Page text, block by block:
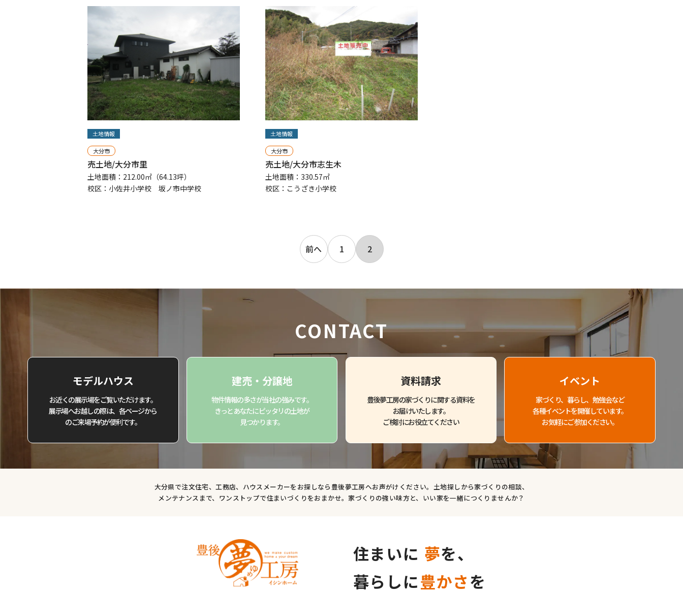
土地情報
大分市
売土地/大分市里
土地面積：212.00㎡（64.13坪）
校区：小佐井小学校 坂ノ市中学校
土地情報
大分市
売土地/大分市志生木
土地面積：330.57㎡
校区：こうざき小学校
前へ 1 2
CONTACT
モデルハウス
お近くの展示場をご覧いただけます。
展示場へお越しの際は、各ページから
のご来場予約が便利です。
建売・分譲地
物件情報の多さが当社の強みです。
きっとあなたにピッタリの土地が
見つかります。
資料請求
豊後夢工房の家づくりに関する資料を
お届けいたします。
ご検討にお役立てください
イベント
家づくり、暮らし、勉強会など
各種イベントを開催しています。
お気軽にご参加ください。
大分県で注文住宅、工務店、ハウスメーカーをお探しなら豊後夢工房へお声がけください。土地探しから家づくりの相談、
メンテナンスまで、ワンストップで住まいづくりをおまかせ。家づくりの強い味方と、いい家を一緒につくりませんか？
住まいに 夢を、
暮らしに豊かさを